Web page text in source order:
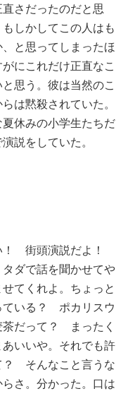
さだったのだと思
しかしてこの人はも
と思ってしまったほ
にこれだけ正直なこ
思う。彼は当然のこ
は黙殺されていた。
休みの小学生たちだ
説をしていた。
！ 街頭演説だよ！
ダで話を聞かせてや
てくれよ。ちょっと
ている？ ポカリスウ
だって？ まったく
いいや。それでも許
そんなこと言うな
さ。分かった。口は